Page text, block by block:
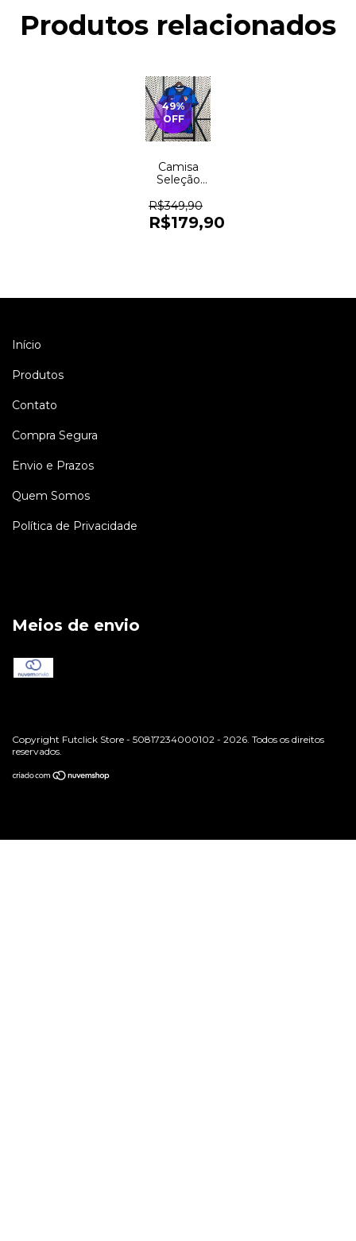
Produtos relacionados
49%
OFF
Camisa
Seleção
Away
24/25 -
Nike
R$349,90
R$179,90
Início
Produtos
Contato
Compra Segura
Envio e Prazos
Quem Somos
Política de Privacidade
Meios de envio
Copyright Futclick Store - 50817234000102 - 2026. Todos os direitos
reservados.